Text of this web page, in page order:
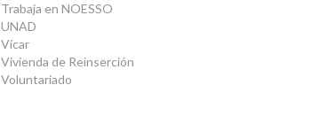
Trabaja en NOESSO
UNAD
Vícar
Vivienda de Reinserción
Voluntariado